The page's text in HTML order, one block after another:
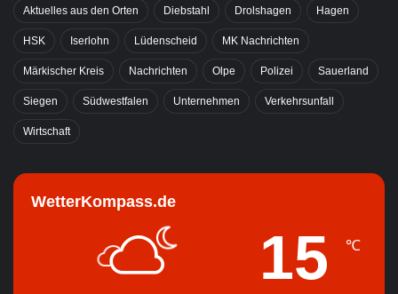
Aktuelles aus den Orten Diebstahl Drolshagen Hagen
HSK Iserlohn Lüdenscheid MK Nachrichten
Märkischer Kreis Nachrichten Olpe Polizei Sauerland
Siegen Südwestfalen Unternehmen Verkehrsunfall
Wirtschaft
WetterKompass.de
15 ℃